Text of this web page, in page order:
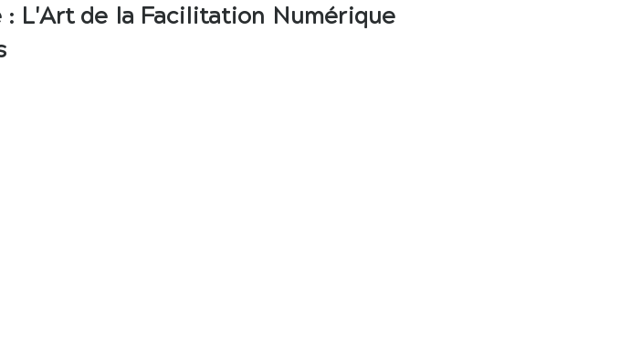
L'Art de la Facilitation Numérique